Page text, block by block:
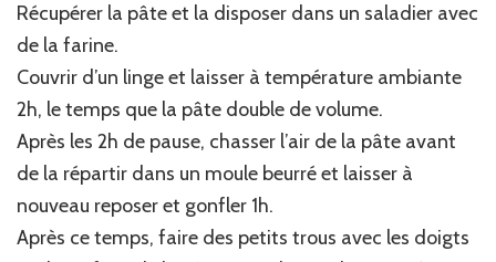
Récupérer la pâte et la disposer dans un saladier avec
de la farine.
Couvrir d’un linge et laisser à température ambiante
2h, le temps que la pâte double de volume.
Après les 2h de pause, chasser l’air de la pâte avant
de la répartir dans un moule beurré et laisser à
nouveau reposer et gonfler 1h.
Après ce temps, faire des petits trous avec les doigts